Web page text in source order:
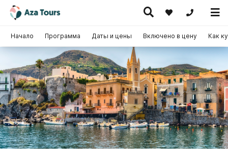
+371
Путешествие
по Европе
(на
самолете)
Круизы
Горячие
предложения
Начало Программа Даты и цены Включено в цену Как